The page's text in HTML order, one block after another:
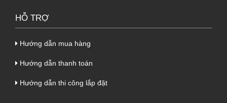
chống cháy tôn nền dày 0.50mm +
Glasswool 100mm + tôn 0.50mm
Sản phẩm Panel Glasswool chống cháy tôn
nền dày 0.50mm + Glasswool 100mm + tôn
HỖ TRỢ
Hướng dẫn mua hàng
Hướng dẫn thanh toán
Hướng dẫn thi công lắp đặt